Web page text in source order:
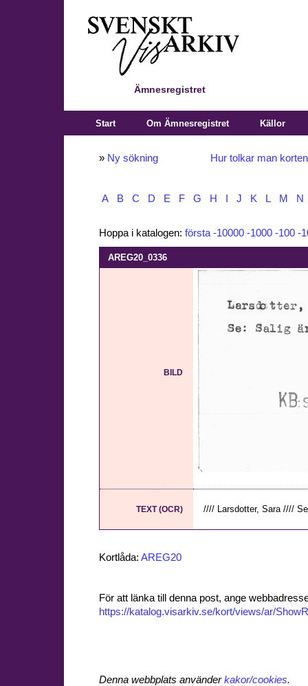
Ämnesregistret
Start Om Ämnesregistret Källor
» Ny sökning Hur tolkar man
A B C D E F G H J K L M N
Hoppa i katalogen: första -10000 -1000 -100 -
AREG20_0336
BILD
TEXT (OCR) //// Larsdotter, Sara ////
Kortlåda: AREG20
För att länka till denna post, ange
https://katalog.visarkiv.se/kort/views/ar/
Denna webbplats använderkakor/cookies.